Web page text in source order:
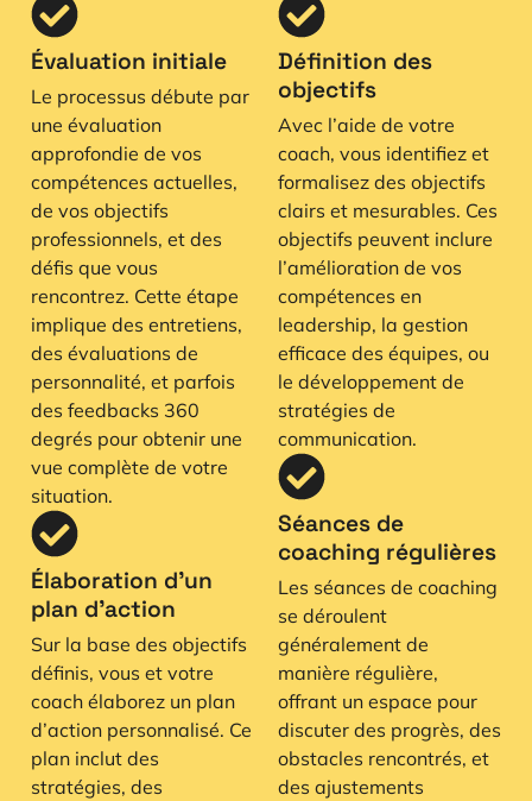
Évaluation initiale
Le processus débute par
une évaluation
approfondie de vos
compétences actuelles,
de vos objectifs
professionnels, et des
défis que vous
rencontrez. Cette étape
implique des entretiens,
des évaluations de
personnalité, et parfois
des feedbacks 360
degrés pour obtenir une
vue complète de votre
situation.
Élaboration d’un
plan d’action
Sur la base des objectifs
définis, vous et votre
coach élaborez un plan
d’action personnalisé. Ce
plan inclut des
stratégies, des
Définition des
objectifs
Avec l’aide de votre
coach, vous identifiez et
formalisez des objectifs
clairs et mesurables. Ces
objectifs peuvent inclure
l’amélioration de vos
compétences en
leadership, la gestion
efficace des équipes, ou
le développement de
stratégies de
communication.
Séances de
coaching régulières
Les séances de coaching
se déroulent
généralement de
manière régulière,
offrant un espace pour
discuter des progrès, des
obstacles rencontrés, et
des ajustements